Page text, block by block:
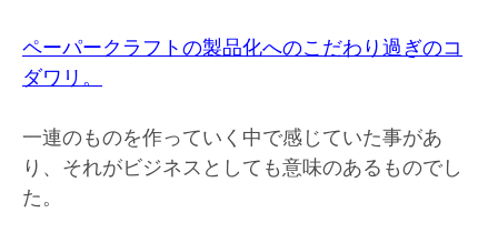
ペーパークラフトの製品化へのこだわり過ぎのコ
ダワリ。
一連のものを作っていく中で感じていた事があ
り、それがビジネスとしても意味のあるものでし
た。